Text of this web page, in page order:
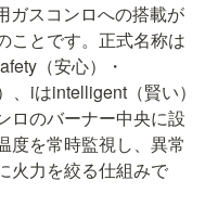
ガスコンロへの搭載が
ことです。正式名称は
（安心）・
iはintelligent（賢い）
ロのバーナー中央に設
度を常時監視し、異常
火力を絞る仕組みで